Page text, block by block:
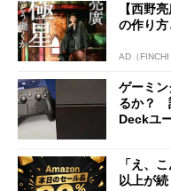
【西野
の作り方
AD（FINCHI
ゲーミ
るか？
Deckユ
「え、
以上が